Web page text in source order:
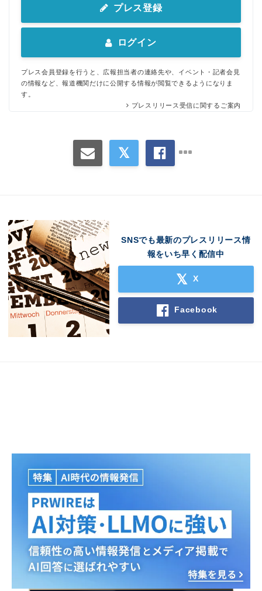
プレス登録
ログイン
プレス会員登録を行うと、広報担当者の連絡先や、イベント・記者会見
の情報など、報道機関だけに公開する情報が閲覧できるようになりま
す。
プレスリリース受信に関するご案内
SNSでも最新のプレスリリース情
報をいち早く配信中
X
Facebook
English